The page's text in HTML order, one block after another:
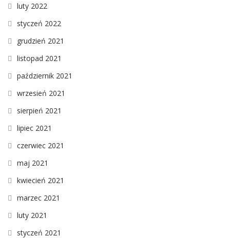
luty 2022
styczeń 2022
grudzień 2021
listopad 2021
październik 2021
wrzesień 2021
sierpień 2021
lipiec 2021
czerwiec 2021
maj 2021
kwiecień 2021
marzec 2021
luty 2021
styczeń 2021